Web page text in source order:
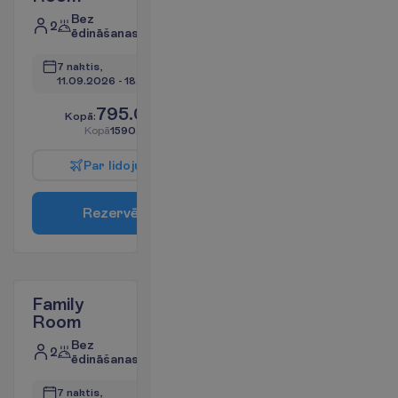
2
Bez
ēdināšanas
7 naktis,
11.09.2026 - 18.09.2026
Kopā:795.00
Kopā1590.00
Par lidoju
Rezervē
Family
Room
2
Bez
ēdināšanas
7 naktis,